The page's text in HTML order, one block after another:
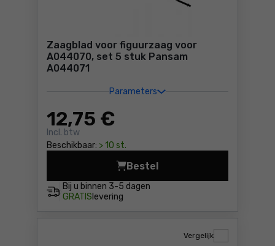
Zaagblad voor figuurzaag voor
A044070, set 5 stuk Pansam
A044071
Parameters
12,75 €
Incl. btw
Beschikbaar: > 10 st.
Bij u binnen 3-5 dagen
GRATIS levering
Bestel
Vergelijk